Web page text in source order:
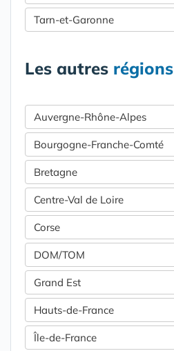
Tarn-et-Garonne
Les autres régions
Auvergne-Rhône-Alpes
Bourgogne-Franche-Comté
Bretagne
Centre-Val de Loire
Corse
DOM/TOM
Grand Est
Hauts-de-France
Île-de-France